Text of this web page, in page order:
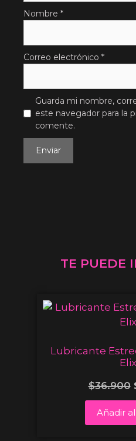
Nombre *
Correo electrónico *
Guarda mi nombre,
este navegador para la
comente.
TE PUEDE
Lubricante
$36.900
Añadir